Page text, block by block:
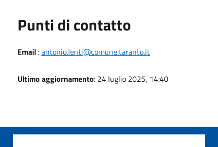
Punti di contatto
Email :antonio.lenti@comune.taranto.it
Ultimo aggiornamento: 24 luglio 2025, 14:40